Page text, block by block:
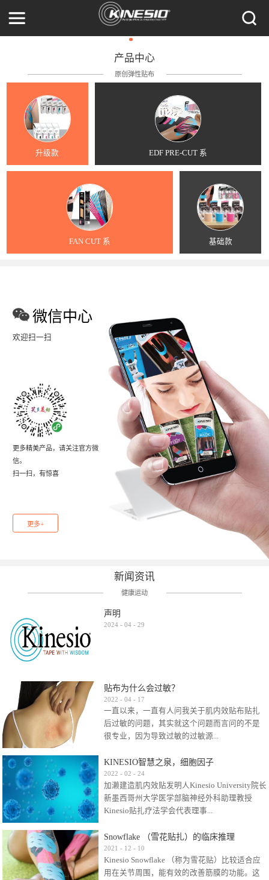
产品中心
原创弹性贴布
升级款 EDF PRE-CUT 系
FAN CUT 系 基础款
微信中心
欢迎扫一扫
更多精美产品，请关注官方微
信。
扫一扫，有惊喜
更多+
新闻资讯
健康运动
声明
2024 - 04 - 29
贴布为什么会过敏？
2022 - 04 - 17
一直以来，一直有人问我关于肌内效贴布贴扎
后过敏的问题，其实就这个问题而言问的不是
很专业，因为导致过敏的过敏源...
很多，比如试穿件衣服有时都会过敏，特定条
件下吃东西有时也会过敏，难道不吃不穿了？
其他品牌的在此我们不予评价，就KINESIO肌内
效贴布来说，40多年的研究开发制造肌内效贴
比如我本人，几乎天天接触KINESIO肌内效，无
论从皮肤适应性还是本人皮肤本身就不属于不
易过敏的那种，基本不会有过敏瘙痒的情况。
但是，当身体不适、休息不好、持续紧张等特
KINESIO智慧之泉，细胞因子
2022 - 02 - 24
加濑建造肌内效贴发明人Kinesio University院长
新墨西哥州大学医学部脑神经外科助理教授
Kinesio贴扎疗法学会代表理事...
Kinesio Taping Association International
（KTAI）名誉会长 身体具有免疫、疼痛、细胞
破坏、发热、修复、增殖、再生等自然愈合能
Snowflake （雪花贴扎）的临床推理
2021 - 12 - 10
Kinesio Snowflake （称为雪花贴）比较适合应
用在关节周围，能有效的改善筋膜的功能。这